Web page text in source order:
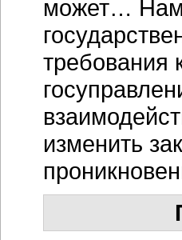
может… Нам
требования
изменить